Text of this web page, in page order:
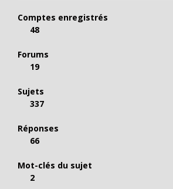
Comptes enregistrés
48
Forums
19
Sujets
337
Réponses
66
Mot-clés du sujet
2